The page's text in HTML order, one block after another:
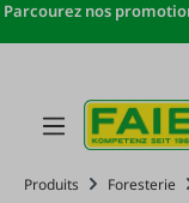
Passer au contenu
Parcourez nos
Produits Foresterie